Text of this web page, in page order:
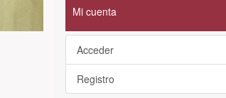
Mi cuenta
Acceder
Registro